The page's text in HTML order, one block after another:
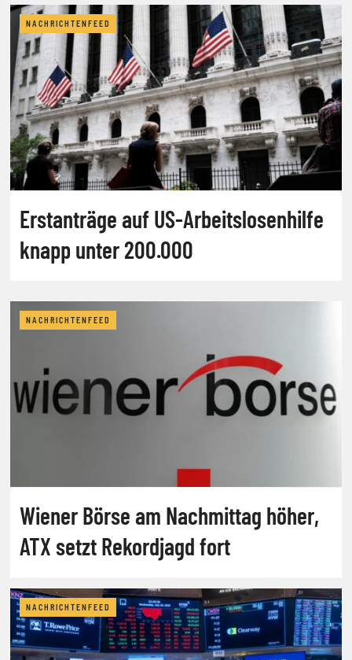
NACHRICHTENFEED
Erstanträge auf US-Arbeitslosenhilfe
knapp unter 200.000
NACHRICHTENFEED
Wiener Börse am Nachmittag höher,
ATX setzt Rekordjagd fort
NACHRICHTENFEED